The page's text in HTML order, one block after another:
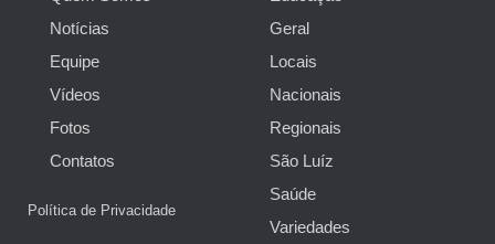
Notícias
Equipe
Vídeos
Fotos
Contatos
Política de Privacidade
Geral
Locais
Nacionais
Regionais
São Luíz
Saúde
Variedades